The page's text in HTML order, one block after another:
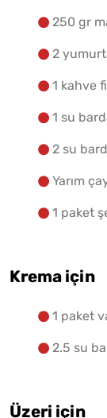
250 gr
2
1 kahve
1 su
2 su
Yarım
1 paket
Krema için
1 paket
2.5 su
Üzeri için